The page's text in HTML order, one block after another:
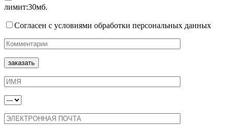
лимит:30мб.
Согласен с условиями обработки персональных данных